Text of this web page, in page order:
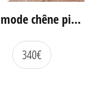
Commode chêne pieds compas vintage
340€